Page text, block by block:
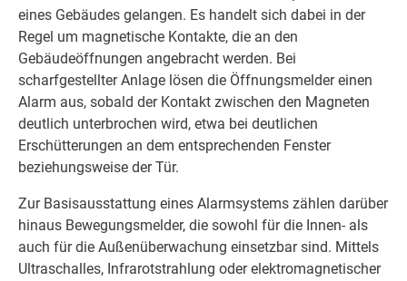
eines Gebäudes gelangen. Es handelt sich dabei in der
Regel um magnetische Kontakte, die an den
Gebäudeöffnungen angebracht werden. Bei
scharfgestellter Anlage lösen die Öffnungsmelder einen
Alarm aus, sobald der Kontakt zwischen den Magneten
deutlich unterbrochen wird, etwa bei deutlichen
Erschütterungen an dem entsprechenden Fenster
beziehungsweise der Tür.
Zur Basisausstattung eines Alarmsystems zählen darüber
hinaus Bewegungsmelder, die sowohl für die Innen- als
auch für die Außenüberwachung einsetzbar sind. Mittels
Ultraschalles, Infrarotstrahlung oder elektromagnetischer